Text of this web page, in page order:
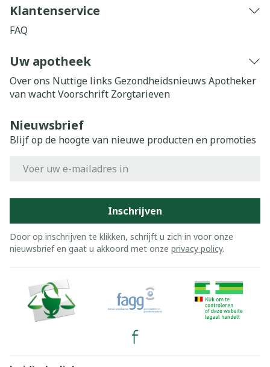
Klantenservice
FAQ
Uw apotheek
Over ons Nuttige links Gezondheidsnieuws Apotheker
van wachtVoorschrift Zorgtarieven
Nieuwsbrief
Blijf op de hoogte van nieuwe producten en promoties
Inschrijven
Door op inschrijven te klikken, schrijft u zich in voor onze
nieuwsbrief en gaat u akkoord met onze privacy policy.